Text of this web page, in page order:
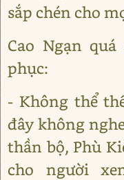
sắp chén cho
Cao Ngạn
phục:
- Không thể
đây không
thần bộ, Phù
cho người